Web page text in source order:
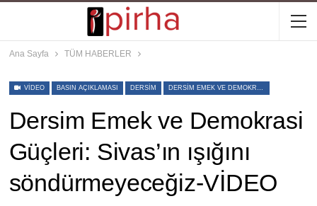
Ana Sayfa TÜM HABERLER
VIDEO BASIN AÇIKLAMASI DERSIM DERSIM EMEK VE DEMOKRASI GÜÇLERI
Dersim Emek ve Demokrasi
Güçleri: Sivas’ın ışığını
söndürmeyeceğiz-VİDEO